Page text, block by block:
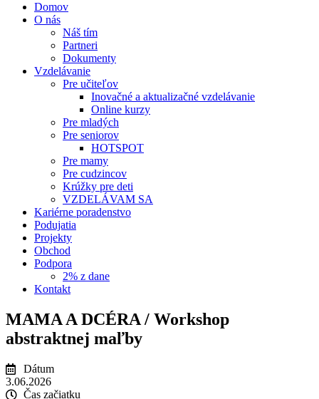
Domov
O nás
Náš tím
Partneri
Dokumenty
Vzdelávanie
Pre učiteľov
Inovačné a aktualizačné vzdelávanie
Online kurzy
Pre mladých
Pre seniorov
HOTSPOT
Pre mamy
Pre cudzincov
Krúžky pre deti
VZDELÁVAM SA
Kariérne poradenstvo
Podujatia
Projekty
Obchod
Podpora
2% z dane
Kontakt
MAMA A DCÉRA / Workshop
abstraktnej maľby
Dátum
3.06.2026
Čas začiatku